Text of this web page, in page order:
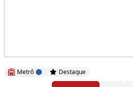
Metrô Destaque